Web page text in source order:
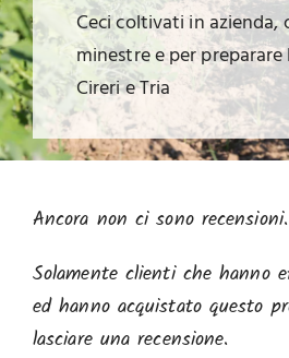
Ceci coltivati in
minestre e per preparare
Cireri e Tria
Ancora non ci sono recensioni.
Solamente clienti che hanno
ed hanno acquistato questo
lasciare una recensione.